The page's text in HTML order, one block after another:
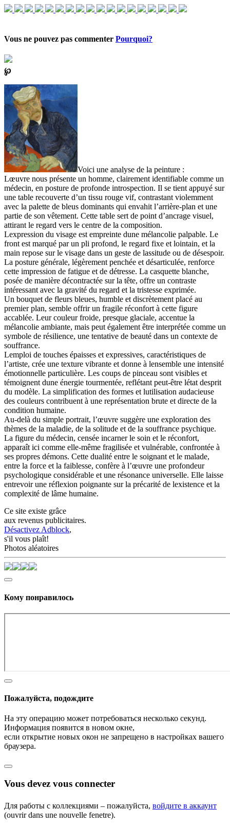
Vous ne pouvez pas commenter Pourquoi?
℘
Voici une analyse de la peinture :
Lœuvre nous présente un homme, clairement identifiable comme un
médecin, en posture de profonde introspection. Il se tient appuyé sur
une table recouverte d’un tissu rouge vif, contrastant violemment
avec la palette de bleus dominants qui envahit l’arrière-plan et une
partie de son vêtement. Cette table sert de point d’ancrage visuel,
attirant le regard vers le centre de la composition.
Lexpression du visage est empreinte dune mélancolie palpable. Le
front est marqué par un pli profond, le regard fixe et lointain, et la
main repose sur le visage dans un geste de lassitude ou de désespoir.
La posture générale, légèrement penchée et désarticulée, renforce
cette impression de fatigue et de détresse. La casquette blanche,
posée de manière décontractée sur la tête, offre un contraste
intéressant avec la gravité du regard et la tristesse exprimée.
Un bouquet de fleurs bleues, humble et discrètement placé au
premier plan, semble offrir un fragile réconfort à cette figure
accablée. Leur couleur froide, presque glaciale, accentue la
mélancolie ambiante, mais peut également être interprétée comme un
symbole de résilience, une tentative de beauté dans un contexte de
souffrance.
Lemploi de touches épaisses et expressives, caractéristiques de
l’artiste, crée une texture vibrante et donne à lensemble une intensité
émotionnelle particulière. Les coups de pinceau sont visibles et
témoignent dune énergie tourmentée, reflétant peut-être létat desprit
du modèle. La simplification des formes et lutilisation audacieuse
des couleurs contribuent à une représentation brute et directe de la
condition humaine.
Au-delà du simple portrait, l’œuvre suggère une exploration des
thèmes de la maladie, de la solitude et de la souffrance psychique.
La figure du médecin, censée incarner le soin et le réconfort,
apparaît ici comme elle-même fragilisée et vulnérable, confrontée à
ses propres démons. Cette dualité entre le soignant et le malade,
entre la force et la faiblesse, confère à l’œuvre une profondeur
psychologique considérable et une résonance universelle. Elle laisse
entrevoir une réflexion poignante sur la précarité de lexistence et la
complexité de lâme humaine.
Ce site existe grâce
aux revenus publicitaires.
Désactivez Adblock,
s'il vous plaît!
Photos aléatoires
Кому понравилось
Пожалуйста, подождите
На эту операцию может потребоваться несколько секунд.
Информация появится в новом окне,
если открытие новых окон не запрещено в настройках вашего
браузера.
Vous devez vous connecter
Для работы с коллекциями – пожалуйста, войдите в аккаунт
(ouvrir dans une nouvelle fenetre).